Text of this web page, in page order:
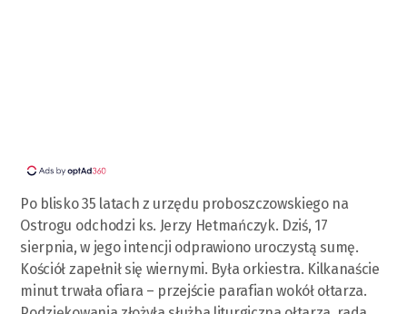
Po blisko 35 latach z urzędu proboszczowskiego na
Ostrogu odchodzi ks. Jerzy Hetmańczyk. Dziś, 17
sierpnia, w jego intencji odprawiono uroczystą sumę.
Kościół zapełnił się wiernymi. Była orkiestra. Kilkanaście
minut trwała ofiara – przejście parafian wokół ołtarza.